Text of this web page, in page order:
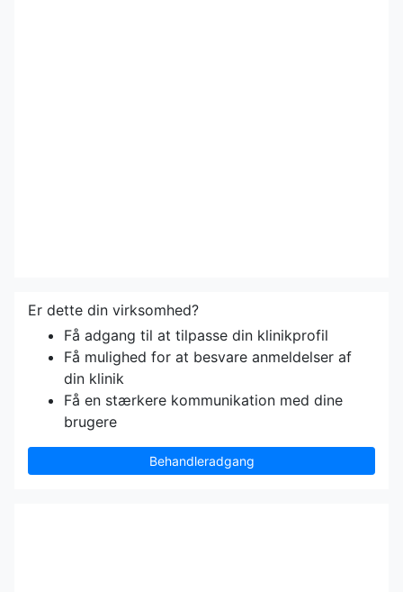
Er dette din virksomhed?
Få adgang til at tilpasse din klinikprofil
Få mulighed for at besvare anmeldelser af
din klinik
Få en stærkere kommunikation med dine
brugere
Behandleradgang